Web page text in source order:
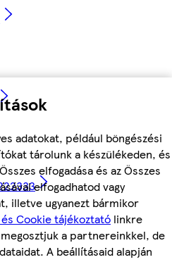
adatokat, például böngészési
tárolunk a készülékeden, és
elfogadása és az Összes
elfogadhatod vagy
illetve ugyanezt bármikor
Cookie tájékoztató linkre
a partnereinkkel, de
A beállításaid alapján